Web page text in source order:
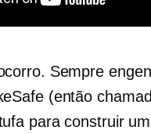
Sempre
(então
para construir